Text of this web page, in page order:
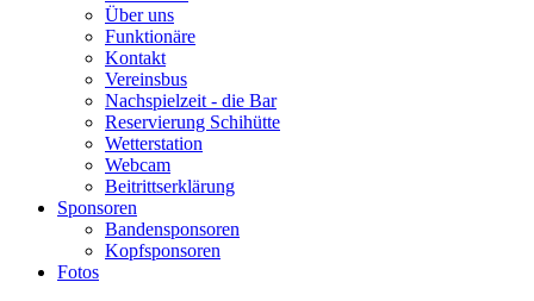
Über uns
Funktionäre
Kontakt
Vereinsbus
Nachspielzeit - die Bar
Reservierung Schihütte
Wetterstation
Webcam
Beitrittserklärung
Sponsoren
Bandensponsoren
Kopfsponsoren
Fotos